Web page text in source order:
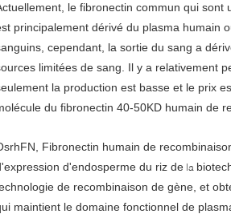
le fibronectin commun qui
principalement dérivé du plasma humain
cependant, la sortie du sang a
limitées de sang. Il y a relativement
la production est basse et le prix
du fibronectin 40-50KD humain de
Fibronectin humain de
d'endosperme du riz de la
de recombinaison de gène, et
maintient le domaine fonctionnel de